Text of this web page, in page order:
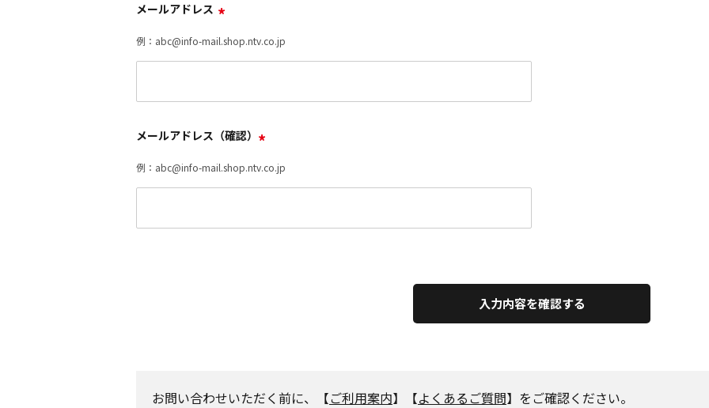
メールアドレス *
例：abc@info-mail.shop.ntv.co.jp
メールアドレス（確認） *
例：abc@info-mail.shop.ntv.co.jp
入力内容を確認する
お問い合わせいただく前に、【ご利用案内】【よくあるご質問】をご確認ください。